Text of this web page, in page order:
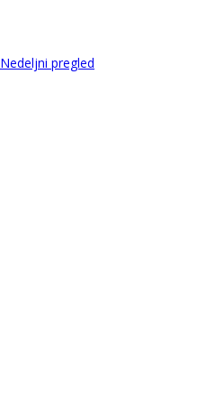
Nedeljni pregled